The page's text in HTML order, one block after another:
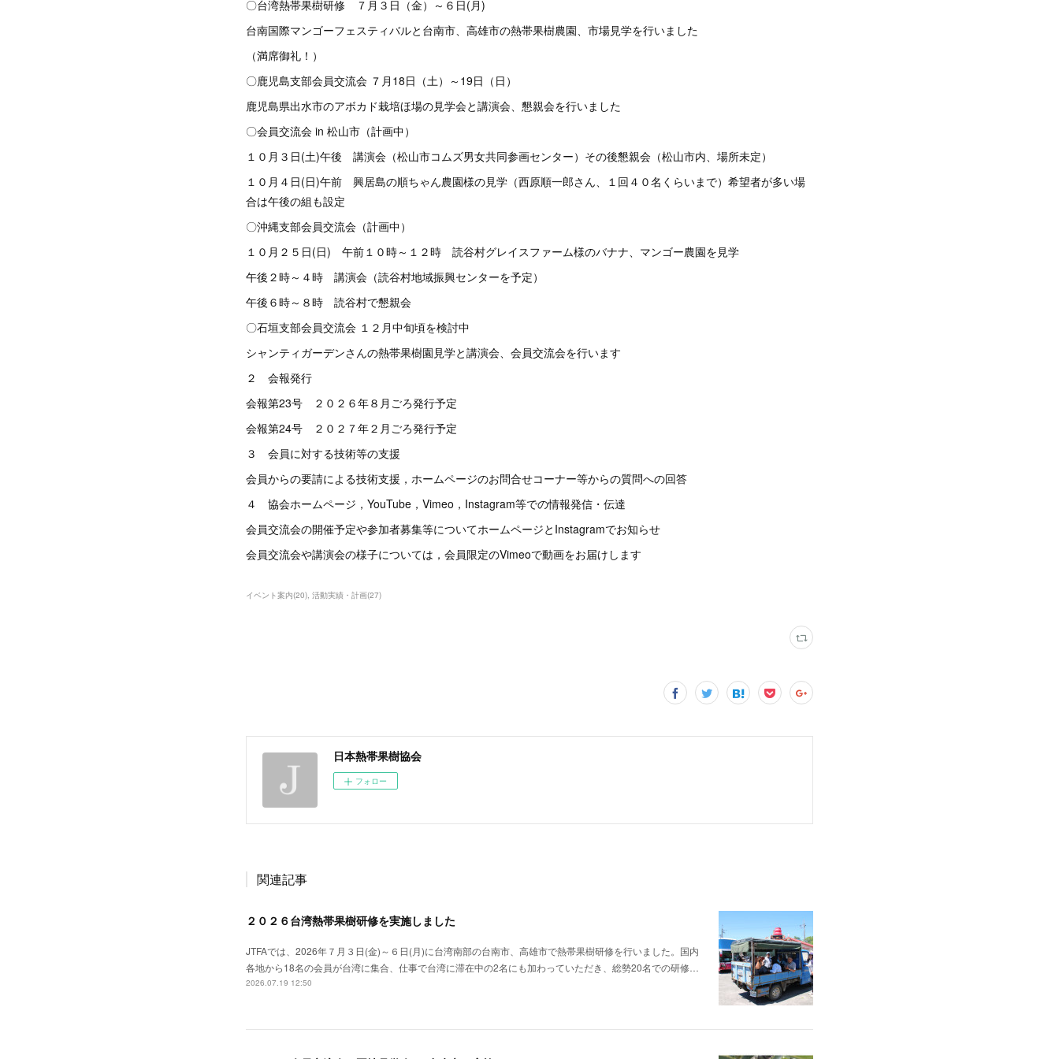
〇台湾熱帯果樹研修 ７月３日（金）～６日(月)
台南国際マンゴーフェスティバルと台南市、高雄市の熱帯果樹農園、市場見学を行いました
（満席御礼！）
〇鹿児島支部会員交流会 ７月18日（土）～19日（日）
鹿児島県出水市のアボカド栽培ほ場の見学会と講演会、懇親会を行いました
〇会員交流会 in 松山市（計画中）
１０月３日(土)午後 講演会（松山市コムズ男女共同参画センター）その後懇親会（松山市内、場所未定）
１０月４日(日)午前 興居島の順ちゃん農園様の見学（西原順一郎さん、１回４０名くらいまで）希望者が多い場
合は午後の組も設定
〇沖縄支部会員交流会（計画中）
１０月２５日(日) 午前１０時～１２時 読谷村グレイスファーム様のバナナ、マンゴー農園を見学
午後２時～４時 講演会（読谷村地域振興センターを予定）
午後６時～８時 読谷村で懇親会
〇石垣支部会員交流会 １２月中旬頃を検討中
シャンティガーデンさんの熱帯果樹園見学と講演会、会員交流会を行います
２ 会報発行
会報第23号 ２０２６年８月ごろ発行予定
会報第24号 ２０２７年２月ごろ発行予定
３ 会員に対する技術等の支援
会員からの要請による技術支援，ホームページのお問合せコーナー等からの質問への回答
４ 協会ホームページ，YouTube，Vimeo，Instagram等での情報発信・伝達
会員交流会の開催予定や参加者募集等についてホームページとInstagramでお知らせ
会員交流会や講演会の様子については，会員限定のVimeoで動画をお届けします
イベント案内(20) 活動実績・計画(27)
日本熱帯果樹協会
フォロー
関連記事
２０２６台湾熱帯果樹研修を実施しました
JTFAでは、2026年７月３日(金)～６日(月)に台湾南部の台南市、高雄市で熱帯果樹研修を行いました。国内
各地から18名の会員が台湾に集合、仕事で台湾に滞在中の2名にも加わっていただき、総勢20名での研修…
2026.07.19 12:50